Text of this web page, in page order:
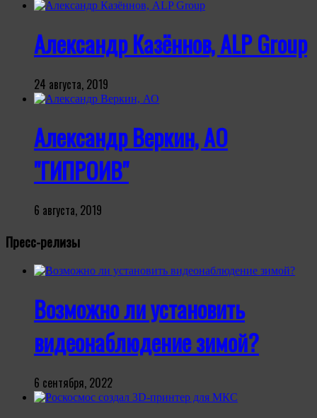
Александр Казённов, ALP Group
24 августа, 2019
Александр Веркин, АО
"ГИПРОИВ"
6 августа, 2019
Пресс-релизы
Возможно ли установить
видеонаблюдение зимой?
6 сентября, 2022